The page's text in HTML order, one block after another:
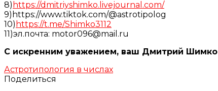
8) https://dmitriyshimko.livejournal.com/
9)https://www.tiktok.com/@astrotipolog
10) https://t.me/Shimko3112
11)эл.почта: motor096@mail.ru
С искренним уважением, ваш Дмитрий Шимко
Астротипология в числах
Поделиться